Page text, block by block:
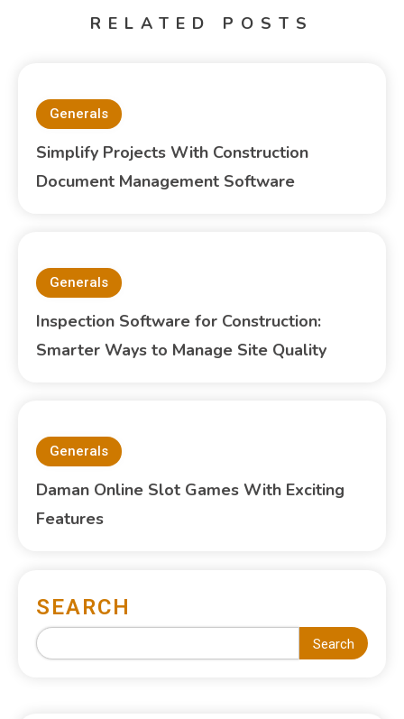
RELATED POSTS
Generals
Simplify Projects With Construction
Document Management Software
Generals
Inspection Software for Construction:
Smarter Ways to Manage Site Quality
Generals
Daman Online Slot Games With Exciting
Features
SEARCH
Search